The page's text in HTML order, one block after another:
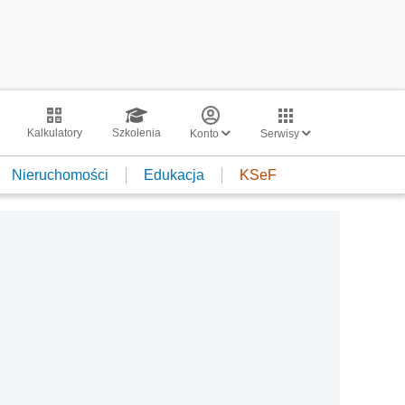
Kalkulatory Szkolenia Konto Serwisy
Nieruchomości Edukacja KSeF